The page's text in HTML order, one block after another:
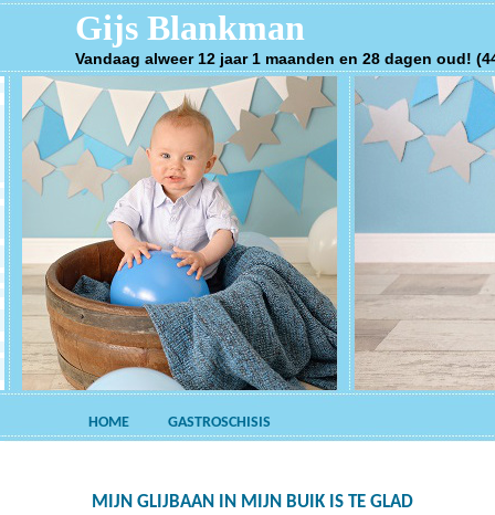
Gijs Blankman
Vandaag alweer 12 jaar 1 maanden en 28 dagen oud!
HOME GASTROSCHISIS
MIJN GLIJBAAN IN MIJN BUIK IS TE GLAD